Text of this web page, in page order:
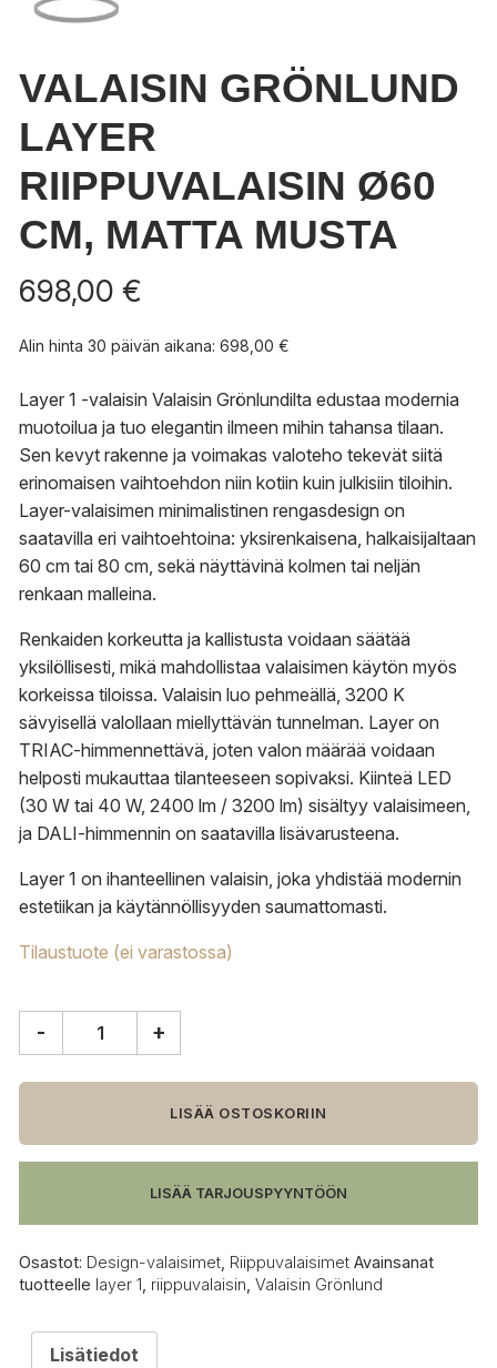
VALAISIN GRÖNLUND
LAYER
RIIPPUVALAISIN Ø60
CM, MATTA MUSTA
698,00 €
Alin hinta 30 päivän aikana: 698,00 €
Layer 1 -valaisin Valaisin Grönlundilta edustaa modernia
muotoilua ja tuo elegantin ilmeen mihin tahansa tilaan.
Sen kevyt rakenne ja voimakas valoteho tekevät siitä
erinomaisen vaihtoehdon niin kotiin kuin julkisiin tiloihin.
Layer-valaisimen minimalistinen rengasdesign on
saatavilla eri vaihtoehtoina: yksirenkaisena, halkaisijaltaan
60 cm tai 80 cm, sekä näyttävinä kolmen tai neljän
renkaan malleina.
Renkaiden korkeutta ja kallistusta voidaan säätää
yksilöllisesti, mikä mahdollistaa valaisimen käytön myös
korkeissa tiloissa. Valaisin luo pehmeällä, 3200 K
sävyisellä valollaan miellyttävän tunnelman. Layer on
TRIAC-himmennettävä, joten valon määrää voidaan
helposti mukauttaa tilanteeseen sopivaksi. Kiinteä LED
(30 W tai 40 W, 2400 lm / 3200 lm) sisältyy valaisimeen,
ja DALI-himmennin on saatavilla lisävarusteena.
Layer 1 on ihanteellinen valaisin, joka yhdistää modernin
estetiikan ja käytännöllisyyden saumattomasti.
Tilaustuote (ei varastossa)
Layer
Ø60
cm,
määrä
- +
LISÄÄ OSTOSKORIIN
LISÄÄ TARJOUSPYYNTÖÖN
Osastot: Design-valaisimet Riippuvalaisimet Avainsanat
tuotteelle layer 1 riippuvalaisin Valaisin Grönlund
Lisätiedot